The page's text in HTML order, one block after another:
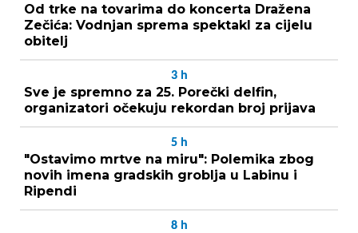
Od trke na tovarima do koncerta Dražena
Zečića: Vodnjan sprema spektakl za cijelu
obitelj
3 h
Sve je spremno za 25. Porečki delfin,
organizatori očekuju rekordan broj prijava
5 h
"Ostavimo mrtve na miru": Polemika zbog
novih imena gradskih groblja u Labinu i
Ripendi
8 h